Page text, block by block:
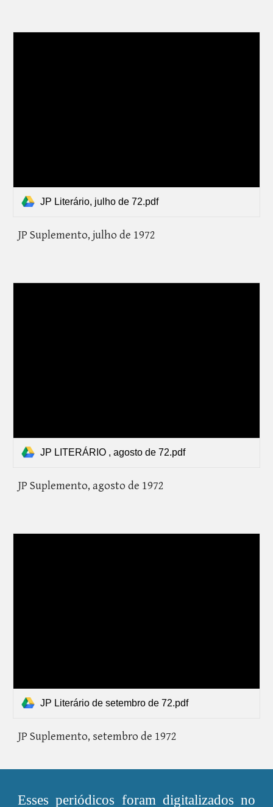
JP Literário, julho de 72.pdf
JP Suplemento, julho de 1972
JP LITERÁRIO , agosto de 72.pdf
JP Suplemento,agosto de 1972
JP Literário de setembro de 72.pdf
JP Suplemento, setembro de 1972
Esses periódicos foram digitalizados no